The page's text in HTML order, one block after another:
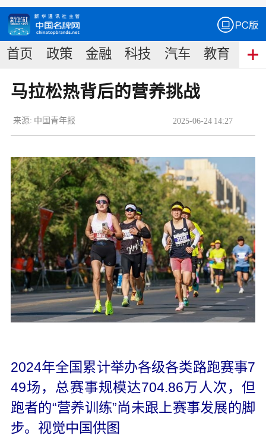
首页 政策 金融 科技 汽车 教育 食
马拉松热背后的营养挑战
2025-06-24 14:27
来源: 中国青年报
2024年全国累计举办各级各类路跑赛事7
49场，总赛事规模达704.86万人次，但
跑者的“营养训练”尚未跟上赛事发展的脚
步。视觉中国供图